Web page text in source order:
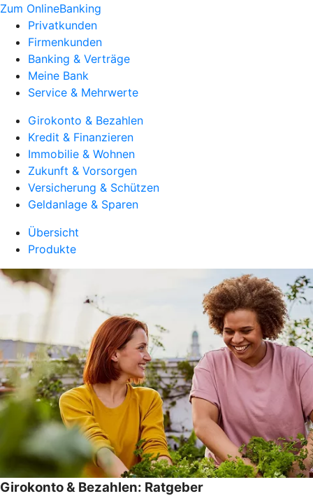
Zum OnlineBanking
Privatkunden
Firmenkunden
Banking & Verträge
Meine Bank
Service & Mehrwerte
Girokonto & Bezahlen
Kredit & Finanzieren
Immobilie & Wohnen
Zukunft & Vorsorgen
Versicherung & Schützen
Geldanlage & Sparen
Übersicht
Produkte
Girokonto & Bezahlen: Ratgeber